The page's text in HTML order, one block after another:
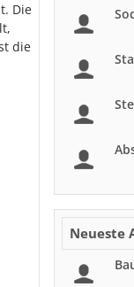
Die
die
Neueste